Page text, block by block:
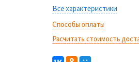
Все характеристики
Способы оплаты
Расчитать стоимость